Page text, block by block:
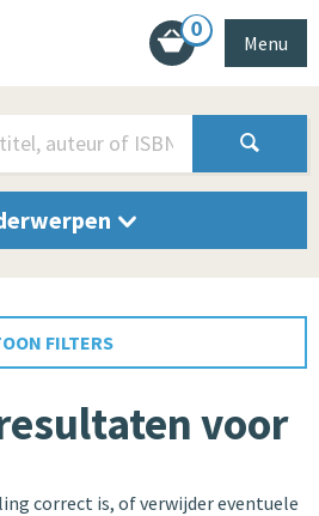
0
Menu
FILTERS
voor
correct is, of verwijder eventuele